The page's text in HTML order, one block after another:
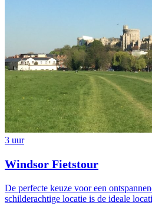
3 uur
Windsor Fietstour
De perfecte keuze voor een
schilderachtige locatie is de ideale